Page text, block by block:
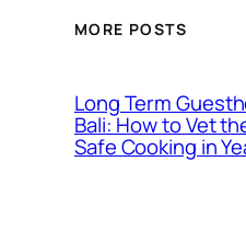
MORE POSTS
Long Term
Bali: How to Vet
Safe Cooking in